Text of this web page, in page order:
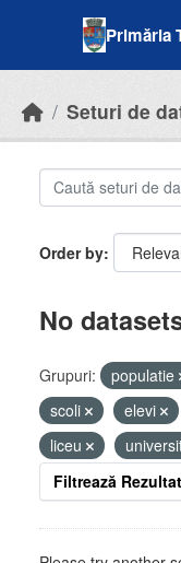
Primăria
Seturi de
Order by
No
Grupuri: populatie
scoli
elevi
liceu
Filtrează